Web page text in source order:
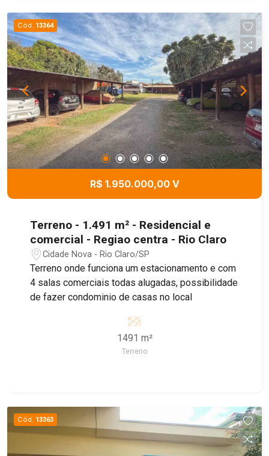
Cód. 13364
R$ 1.950.000,00 V
Terreno - 1.491 m² - Residencial e
comercial - Regiao centra - Rio Claro
Cidade Nova - Rio Claro/SP
Terreno onde funciona um estacionamento e com
4 salas comerciais todas alugadas, possibilidade
de fazer condominio de casas no local
1491 m²
Terreno
Cód. 13363